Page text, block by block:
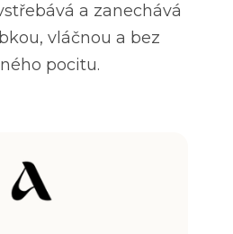
a zanechává
vláčnou a bez
pocitu.